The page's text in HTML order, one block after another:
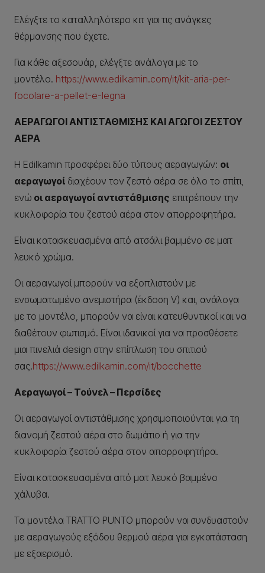
Ελέγξτε το καταλληλότερο κιτ για τις ανάγκες
θέρμανσης που έχετε.
Για κάθε αξεσουάρ, ελέγξτε ανάλογα με το
μοντέλο. https://www.edilkamin.com/it/kit-aria-per-
focolare-a-pellet-e-legna
ΑΕΡΑΓΩΓΟΙ ΑΝΤΙΣΤΑΘΜΙΣΗΣ ΚΑΙ ΑΓΩΓΟΙ ΖΕΣΤΟΥ
ΑΕΡΑ
Η Edilkamin προσφέρει δύο τύπους αεραγωγών: οι
αεραγωγοί διαχέουν τον ζεστό αέρα σε όλο το σπίτι,
ενώ οι αεραγωγοί αντιστάθμισης επιτρέπουν την
κυκλοφορία του ζεστού αέρα στον απορροφητήρα.
Είναι κατασκευασμένα από ατσάλι βαμμένο σε ματ
λευκό χρώμα.
Οι αεραγωγοί μπορούν να εξοπλιστούν με
ενσωματωμένο ανεμιστήρα (έκδοση V) και, ανάλογα
με το μοντέλο, μπορούν να είναι κατευθυντικοί και να
διαθέτουν φωτισμό. Είναι ιδανικοί για να προσθέσετε
μια πινελιά design στην επίπλωση του σπιτιού
σας.https://www.edilkamin.com/it/bocchette
Αεραγωγοί – Τούνελ – Περσίδες
Οι αεραγωγοί αντιστάθμισης χρησιμοποιούνται για τη
διανομή ζεστού αέρα στο δωμάτιο ή για την
κυκλοφορία ζεστού αέρα στον απορροφητήρα.
Είναι κατασκευασμένα από ματ λευκό βαμμένο
χάλυβα.
Τα μοντέλα TRATTO PUNTO μπορούν να συνδυαστούν
με αεραγωγούς εξόδου θερμού αέρα για εγκατάσταση
με εξαερισμό.